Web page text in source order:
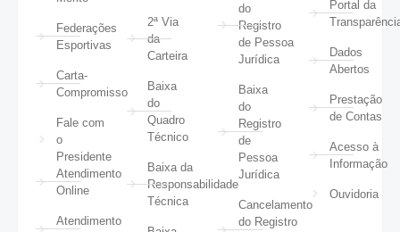
Federações
Esportivas
Carta-
Compromisso
Fale com
o
Presidente
Atendimento
Online
Atendimento
2ª Via
da
Carteira
Baixa
do
Quadro
Técnico
Baixa da
Responsabilidade
Técnica
do
Registro
de Pessoa
Jurídica
Baixa
do
Registro
de
Pessoa
Jurídica
Cancelamento
do Registro
Portal da
Dados
Abertos
Prestação
de Contas
Acesso à
Informação
Ouvidoria